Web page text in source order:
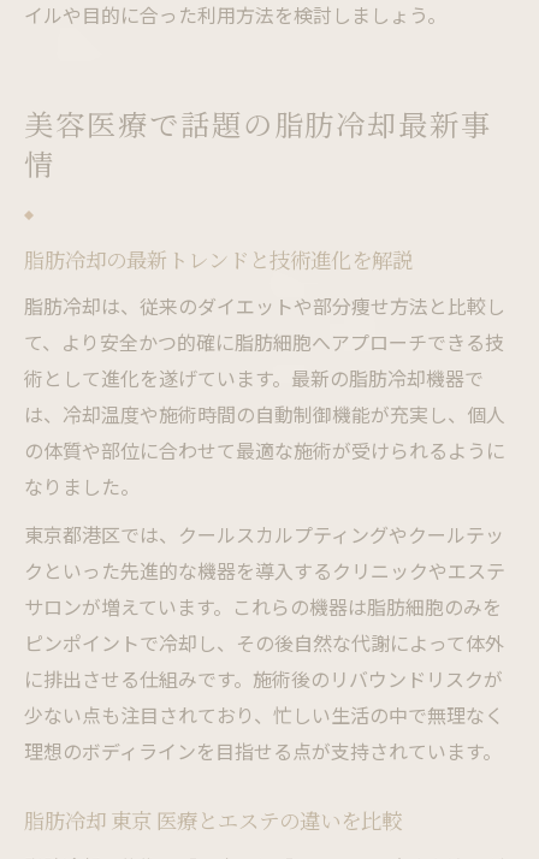
イルや目的に合った利用方法を検討しましょう。
美容医療で話題の脂肪冷却最新事
情
脂肪冷却の最新トレンドと技術進化を解説
脂肪冷却は、従来のダイエットや部分痩せ方法と比較し
て、より安全かつ的確に脂肪細胞へアプローチできる技
術として進化を遂げています。最新の脂肪冷却機器で
は、冷却温度や施術時間の自動制御機能が充実し、個人
の体質や部位に合わせて最適な施術が受けられるように
なりました。
東京都港区では、クールスカルプティングやクールテッ
クといった先進的な機器を導入するクリニックやエステ
サロンが増えています。これらの機器は脂肪細胞のみを
ピンポイントで冷却し、その後自然な代謝によって体外
に排出させる仕組みです。施術後のリバウンドリスクが
少ない点も注目されており、忙しい生活の中で無理なく
理想のボディラインを目指せる点が支持されています。
脂肪冷却 東京 医療とエステの違いを比較